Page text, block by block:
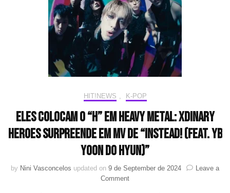
HIT!NEWS K-POP
Eles colocam o “H” em heavy metal: Xdinary
Heroes surpreende em MV de “iNSTEAD! (Feat. YB
Yoon Do Hyun)”
by Nini Vasconcelos updated on 9 de September de 2024
Leave a
Commenton